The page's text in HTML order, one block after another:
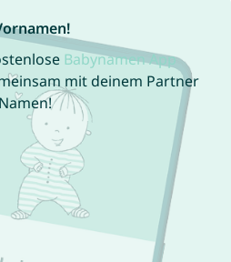
Babynamen App
mit deinem Partner